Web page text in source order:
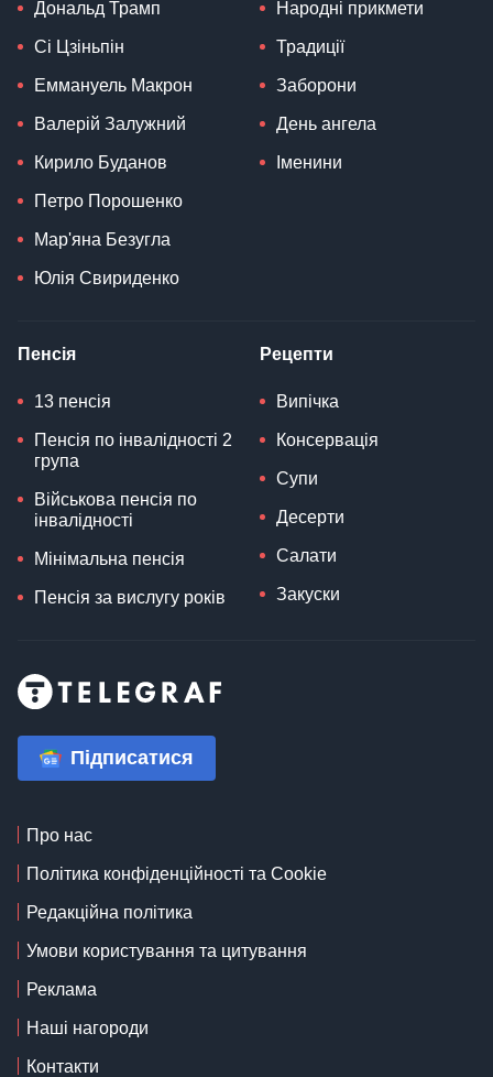
Дональд Трамп
Сі Цзіньпін
Еммануель Макрон
Валерій Залужний
Кирило Буданов
Петро Порошенко
Мар'яна Безугла
Юлія Свириденко
Народні прикмети
Традиції
Заборони
День ангела
Іменини
Пенсія
13 пенсія
Пенсія по інвалідності 2
група
Військова пенсія по
інвалідності
Мінімальна пенсія
Пенсія за вислугу років
Рецепти
Випічка
Консервація
Супи
Десерти
Салати
Закуски
Підписатися
Про нас
Політика конфіденційності та Cookie
Редакційна політика
Умови користування та цитування
Реклама
Наші нагороди
Контакти